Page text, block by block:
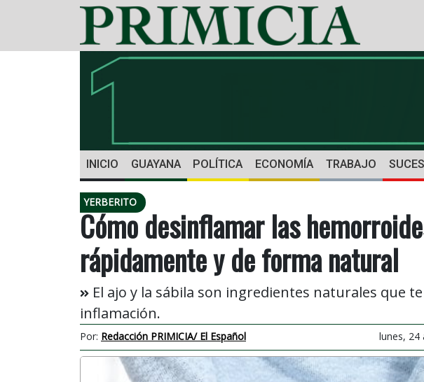
INICIO GUAYANA POLÍTICA ECONOMÍA TRABAJO
YERBERITO
Cómo desinflamar las
rápidamente y de forma natural
El ajo y la sábila son ingredientes naturales que
inflamación.
Por: Redacción PRIMICIA/ El Español lunes, 24